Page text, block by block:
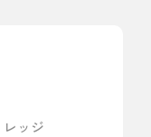
ッジ